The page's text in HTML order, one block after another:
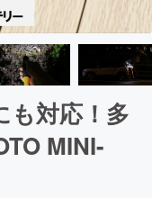
も対応！多
MINI-